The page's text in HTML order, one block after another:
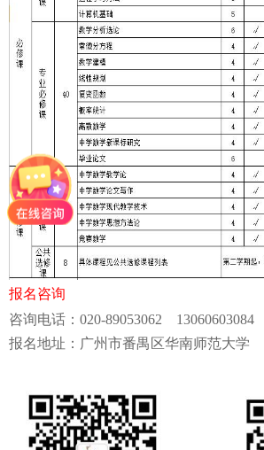
报名咨询
咨询电话：020-89053062 13060603084
报名地址：广州市番禺区华南师范大学